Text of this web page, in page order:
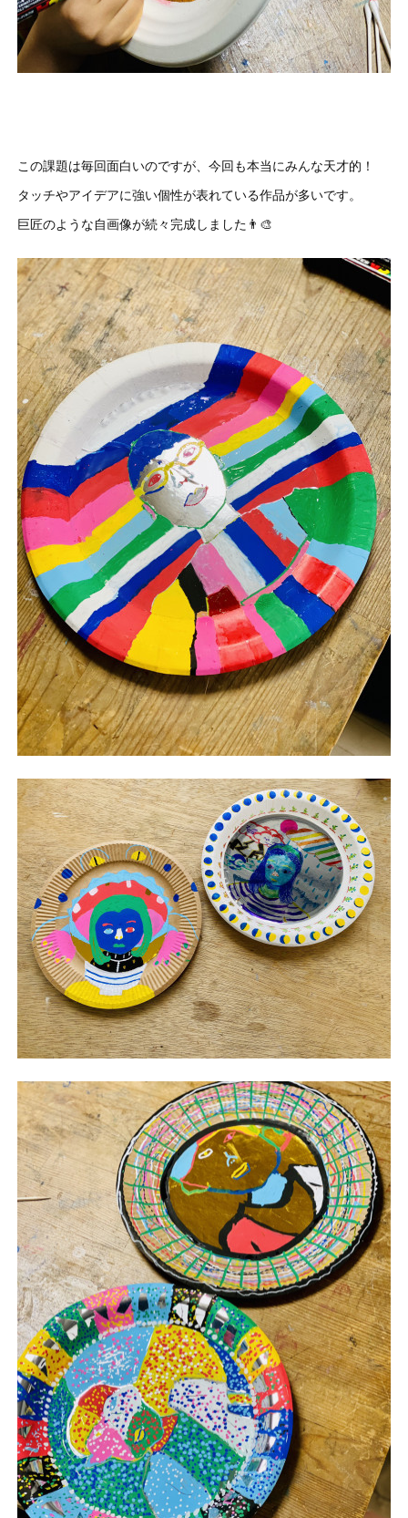
この課題は毎回面白いのですが、今回も本当にみんな天才的！
タッチやアイデアに強い個性が表れている作品が多いです。
巨匠のような自画像が続々完成しました👨‍🎨